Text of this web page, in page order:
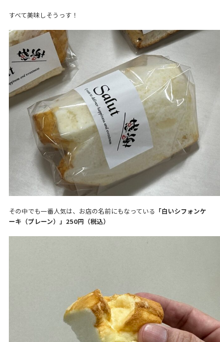
すべて美味しそうっす！
その中でも一番人気は、お店の名前にもなっている 「白いシフォンケ
ーキ（プレーン）」250円（税込）